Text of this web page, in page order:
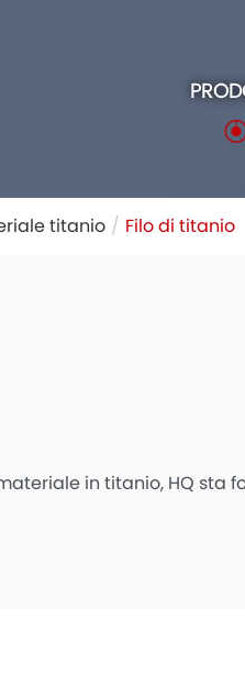
titanio Filo di titanio
in titanio, HQ